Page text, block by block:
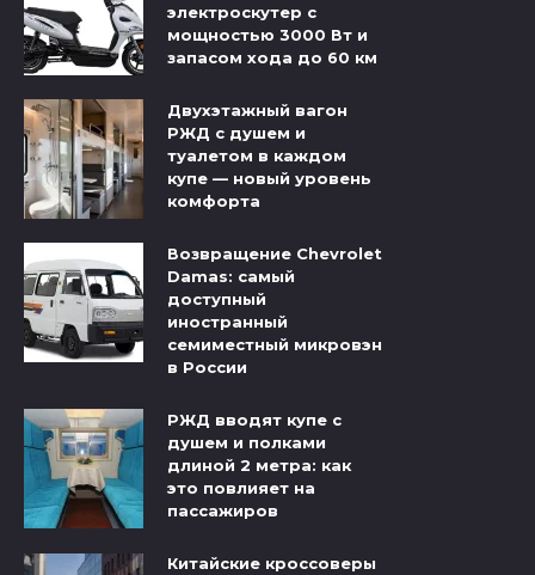
электроскутер с
мощностью 3000 Вт и
запасом хода до 60 км
Двухэтажный вагон
РЖД с душем и
туалетом в каждом
купе — новый уровень
комфорта
Возвращение Chevrolet
Damas: самый
доступный
иностранный
семиместный микровэн
в России
РЖД вводят купе с
душем и полками
длиной 2 метра: как
это повлияет на
пассажиров
Китайские кроссоверы